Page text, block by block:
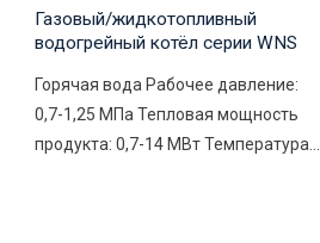
Газовый/жидкотопливный
водогрейный котёл серии WNS
Горячая вода Рабочее давление:
0,7-1,25 МПа Тепловая мощность
продукта: 0,7-14 МВт Температура...